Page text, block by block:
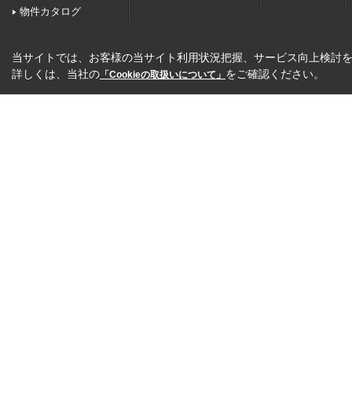
物件カタログ
当サイトでは、お客様の当サイト利用状況把握、サービス向上検討
詳しくは、当社の 「Cookieの取扱いについて」 をご確認ください。